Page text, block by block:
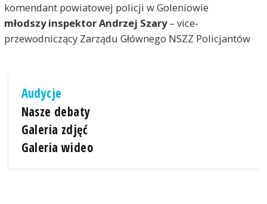
komendant powiatowej policji w Goleniowie
młodszy inspektor Andrzej Szary– vice-
przewodniczący Zarządu Głównego NSZZ Policjantów
Audycje
Nasze debaty
Galeria zdjęć
Galeria wideo